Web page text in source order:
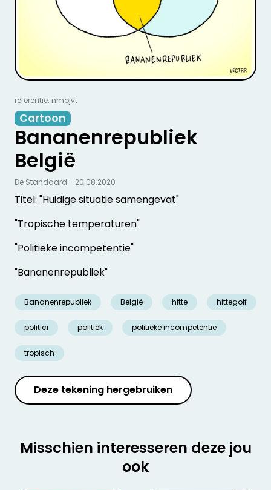
referentie: nmojvt
Cartoon
Bananenrepubliek
België
Titel: "Huidige situatie samengevat"
"Tropische temperaturen"
"Politieke incompetentie"
"Bananenrepubliek"
Bananenrepubliek België hitte hittegolf
politici politiek politieke incompetentie
tropisch
De Standaard - 20.08.2020
Deze tekening hergebruiken
Misschien interesseren deze jou
ook